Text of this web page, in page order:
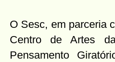
O Sesc, em parceria
Centro de Artes
Pensamento